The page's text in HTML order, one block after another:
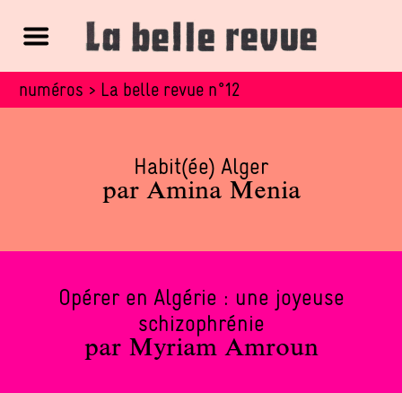
numéros > La belle revue n°12
Habit(ée) Alger
par Amina Menia
Opérer en Algérie : une joyeuse
schizophrénie
par Myriam Amroun